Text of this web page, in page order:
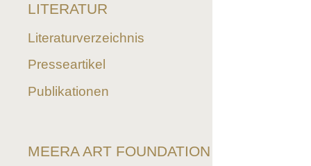
LITERATUR
Literaturverzeichnis
Presseartikel
Publikationen
MEERA ART FOUNDATION